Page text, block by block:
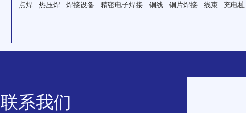
点焊 热压焊 焊接设备 精密电子焊接 铜线 铜片焊接 线束 充电桩
联系我们